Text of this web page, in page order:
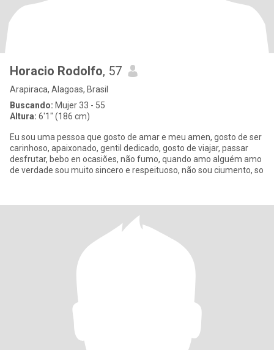
Horacio Rodolfo, 57
Arapiraca, Alagoas, Brasil
Buscando: Mujer 33 - 55
Altura: 6'1" (186 cm)
Eu sou uma pessoa que gosto de amar e meu amen, gosto de ser
carinhoso, apaixonado, gentil dedicado, gosto de viajar, passar
desfrutar, bebo en ocasiões, não fumo, quando amo alguém amo
de verdade sou muito sincero e respeituoso, não sou ciumento, so